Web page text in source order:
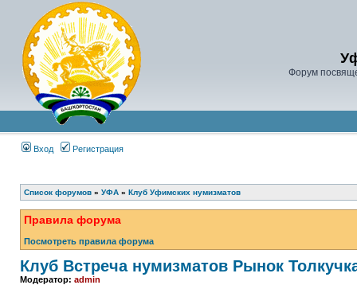
Форум
Вход Регистрация
Список форумов » УФА » Клуб Уфимских нумизматов
Правила форума
Посмотреть правила форума
Клуб Встреча нумизматов Рынок
Модератор: admin